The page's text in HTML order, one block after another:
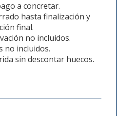
a concretar.
hasta finalización y
final.
no incluidos.
no incluidos.
sin descontar huecos.